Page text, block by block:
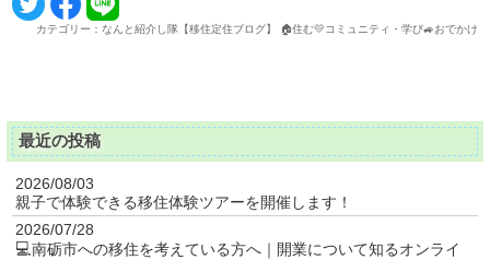
カテゴリー：なんと紹介し隊【移住定住ブログ】 🏠住む💛コミュニティ・学び🚙おでかけ
最近の投稿
2026/08/03
親子で体験できる移住体験ツアーを開催します！
2026/07/28
💻南砺市への移住を考えている方へ｜開業について知るオンライ